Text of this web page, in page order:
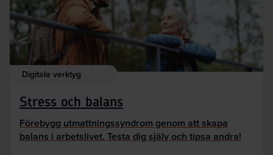
Digitala verktyg
Stress och balans
Förebygg utmattningssyndrom genom att skapa
balans i arbetslivet. Testa dig själv och tipsa andra!